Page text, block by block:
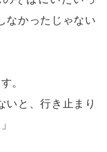
なかったじゃない
。
いと、行き止まり